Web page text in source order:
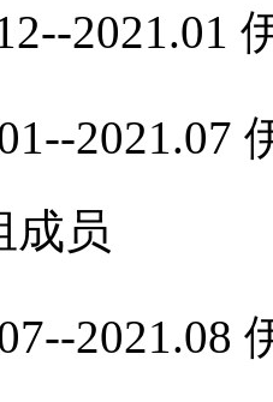
2021.01
2021.07
成员
2021.08